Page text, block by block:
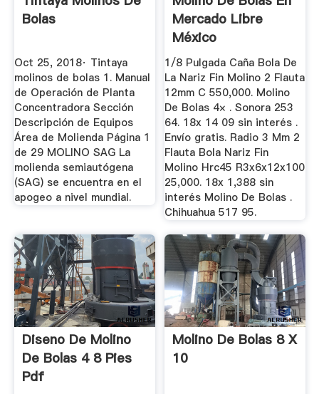
Bolas
Oct 25, 2018· Tintaya
molinos de bolas 1. Manual
de Operación de Planta
Concentradora Sección
Descripción de Equipos
Área de Molienda Página 1
de 29 MOLINO SAG La
molienda semiautógena
(SAG) se encuentra en el
apogeo a nivel mundial.
Mercado Libre
México
1/8 Pulgada Caña Bola De
La Nariz Fin Molino 2 Flauta
12mm C 550,000. Molino
De Bolas 4× . Sonora 253
64. 18x 14 09 sin interés .
Envío gratis. Radio 3 Mm 2
Flauta Bola Nariz Fin
Molino Hrc45 R3x6x12x100
25,000. 18x 1,388 sin
interés Molino De Bolas .
Chihuahua 517 95.
Diseno De Molino
De Bolas 4 8 Pies
Pdf
Molino De Bolas 8 X
10